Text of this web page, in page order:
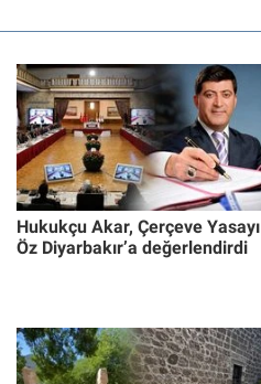
Hukukçu Akar, Çerçeve Yasayı
Öz Diyarbakır’a değerlendirdi